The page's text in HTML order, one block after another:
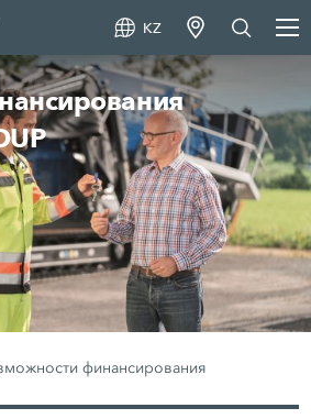
KZ
финансирования